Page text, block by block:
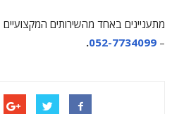
מתעניינים באחד מהשירותים המקצועיים
–
052-7734099
.